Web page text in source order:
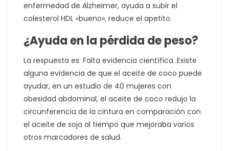
enfermedad de Alzheimer, ayuda a subir el
colesterol HDL «bueno», reduce el apetito.
¿Ayuda en la pérdida de peso?
La respuesta es: Falta evidencia científica. Existe
alguna evidencia de que el aceite de coco puede
ayudar, en un estudio de 40 mujeres con
obesidad abdominal, el aceite de coco redujo la
circunferencia de la cintura en comparación con
el aceite de soja al tiempo que mejoraba varios
otros marcadores de salud.